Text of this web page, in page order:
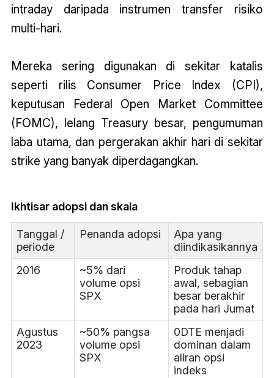
intraday daripada instrumen transfer risiko
multi-hari.
Mereka sering digunakan di sekitar katalis
seperti rilis Consumer Price Index (CPI),
keputusan Federal Open Market Committee
(FOMC), lelang Treasury besar, pengumuman
laba utama, dan pergerakan akhir hari di sekitar
strike yang banyak diperdagangkan.
Ikhtisar adopsi dan skala
Tanggal /
periode
Penanda adopsi
Apa yang
diindikasikannya
2016
~5% dari
volume opsi
SPX
Produk tahap
awal, sebagian
besar berakhir
pada hari Jumat
Agustus
2023
~50% pangsa
volume opsi
SPX
0DTE menjadi
dominan dalam
aliran opsi
indeks